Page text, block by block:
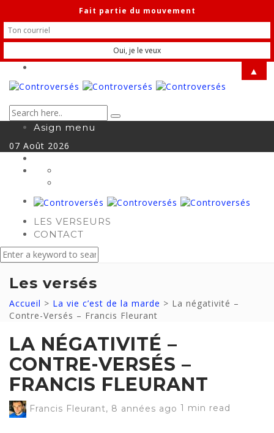
Asign menu
07 Août 2026
LES VERSEURS
CONTACT
Les versés
Accueil > La vie c’est de la marde > La négativité –
Contre-Versés – Francis Fleurant
LA NÉGATIVITÉ –
CONTRE-VERSÉS –
FRANCIS FLEURANT
Francis Fleurant, 8 années ago 1 min read
Fait partie du mouvement
▲